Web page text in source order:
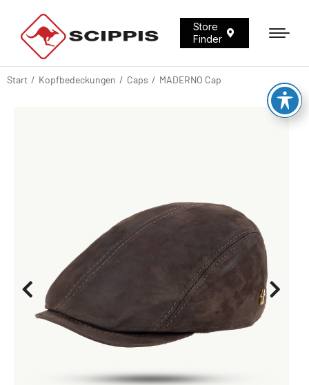
Store
Finder
Sie befinden sich hier:
Start Kopfbedeckungen Caps MADERNO Cap